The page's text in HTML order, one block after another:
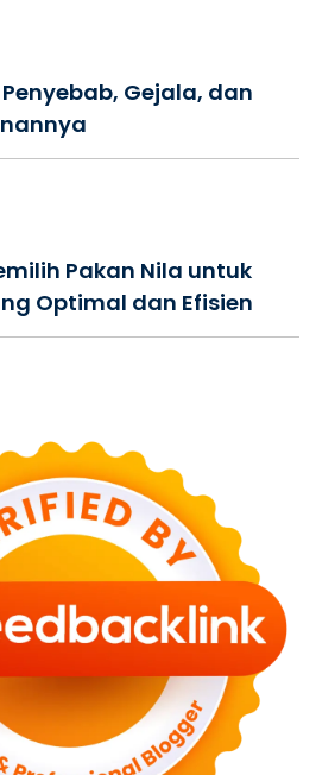
Gejala, dan
Pakan Nila untuk
Optimal dan Efisien